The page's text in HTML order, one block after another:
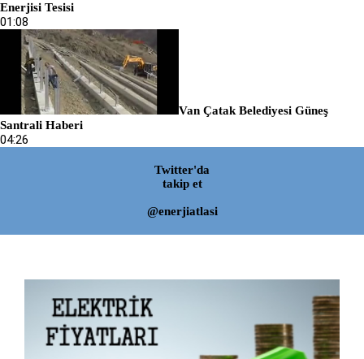
Enerjisi Tesisi
01:08
Van Çatak Belediyesi Güneş
Santrali Haberi
04:26
Twitter'da
takip et
@enerjiatlasi